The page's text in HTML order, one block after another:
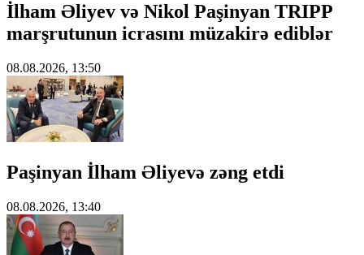
İlham Əliyev və Nikol Paşinyan TRIPP
marşrutunun icrasını müzakirə ediblər
08.08.2026, 13:50
Paşinyan İlham Əliyevə zəng etdi
08.08.2026, 13:40